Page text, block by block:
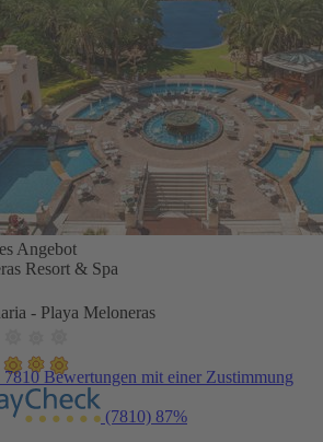
Angebot
Resort & Spa
- Playa Meloneras
Bewertungen mit einer Zustimmung
(7810) 87%